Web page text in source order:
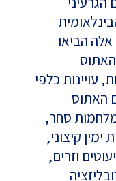
אלה הביאו
עויינות כלפי
האתוס
מלחמות סחר,
קיצוני,
וזרים,